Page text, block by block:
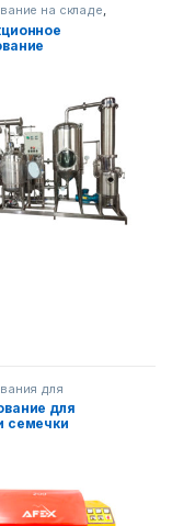
на складе,
для
масла
для
масла
для
семечки